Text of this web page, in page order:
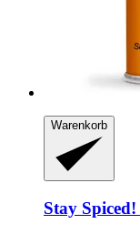
Warenkorb
Stay Spiced!